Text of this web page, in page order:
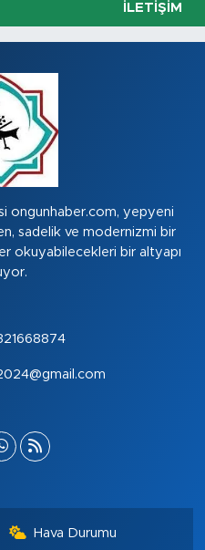
İLETIŞIM
ongunhaber.com, yepyeni
sadelik ve modernizmi bir
okuyabilecekleri bir altyapı
Hava Durumu